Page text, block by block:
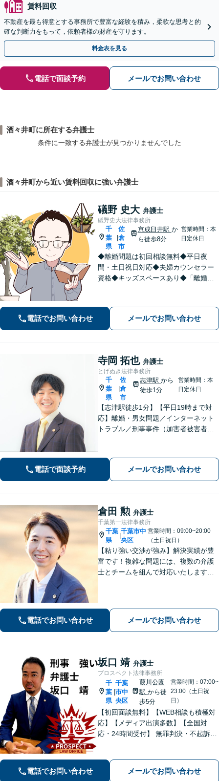
賃料回収
不動産を最も得意とする事務所で豊富な経験を積み，柔軟な思考と的
確な判断力をもって，依頼者様の財産を守ります。
料金表を見る
電話で面談予約 メールでお問い合わせ
酒々井町に所在する弁護士
条件に一致する弁護士が見つかりませんでした
酒々井町から近い賃料回収に強い弁護士
礒野 史大 弁護士
礒野史大法律事務所
千
葉
県
|
佐
倉
市
京成臼井駅 か
ら徒歩8分
営業時間：本
日定休日
◆離婚問題は初回相談無料◆平日夜
間・土日祝日対応◆夫婦カウンセラー
資格◆キッズスペースあり◆「離婚・
たい！」が私の信条。【京成臼井駅か
ら徒歩8分】【専用駐車場】
電話でお問い合わせ メールでお問い合わせ
寺岡 拓也 弁護士
とげぬき法律事務所
千
葉
県
佐
倉
市
志津駅から
徒歩1分
営業時間：本
日定休日
【志津駅徒歩1分】【平日19時まで対
応】離婚・男女問題／インターネット
トラブル／刑事事件（加害者被害者含
ご相談ください【zoom面談可】【全国
相談対応】
電話で面談予約 メールでお問い合わせ
倉田 勲 弁護士
千葉第一法律事務所
千葉
県
千葉市中
央区
営業時間：09:00~20:00
（土日祝日）
【粘り強い交渉が強み】解決実績が豊
富です！複雑な問題には、複数の弁護
士とチームを組んで対応いたします。
ください。
電話でお問い合わせ メールでお問い合わせ
坂口 靖 弁護士
プロスペクト法律事務所
千
葉
県
千葉
市中
央区
葭川公園
駅から徒
歩5分
営業時間：07:00~
23:00（土日祝
日）
【初回面談無料】【WEB相談も積極対
応】【メディア出演多数】【全国対
応・24時間受付】 無罪判決・不起訴多
結果へ。粘り強く、鋭く、そして迅速
に。明朗な料金体系で安心サポート。
電話でお問い合わせ メールでお問い合わせ